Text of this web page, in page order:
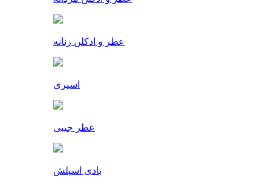
عطر و ادکلن زنانه
اسپری
عطر جیبی
بادی اسپلش